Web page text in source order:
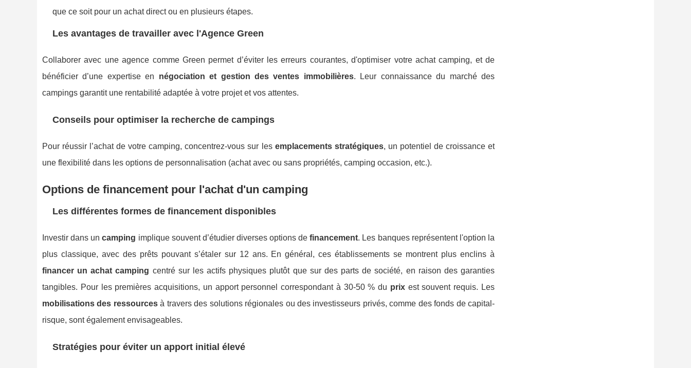
que ce soit pour un achat direct ou en plusieurs étapes.
Les avantages de travailler avec l'Agence Green
Collaborer avec une agence comme Green permet d’éviter les erreurs courantes, d'optimiser votre achat camping, et de
bénéficier d’une expertise en négociation et gestion des ventes immobilières. Leur connaissance du marché des
campings garantit une rentabilité adaptée à votre projet et vos attentes.
Conseils pour optimiser la recherche de campings
Pour réussir l’achat de votre camping, concentrez-vous sur les emplacements stratégiques, un potentiel de croissance et
une flexibilité dans les options de personnalisation (achat avec ou sans propriétés, camping occasion, etc.).
Options de financement pour l'achat d'un camping
Les différentes formes de financement disponibles
Investir dans uncamping implique souvent d’étudier diverses options definancement. Les banques représentent l'option la
plus classique, avec des prêts pouvant s’étaler sur 12 ans. En général, ces établissements se montrent plus enclins à
financer un achat camping centré sur les actifs physiques plutôt que sur des parts de société, en raison des garanties
tangibles. Pour les premières acquisitions, un apport personnel correspondant à 30-50 % du prixest souvent requis. Les
mobilisations des ressourcesà travers des solutions régionales ou des investisseurs privés, comme des fonds de capital-
risque, sont également envisageables.
Stratégies pour éviter un apport initial élevé